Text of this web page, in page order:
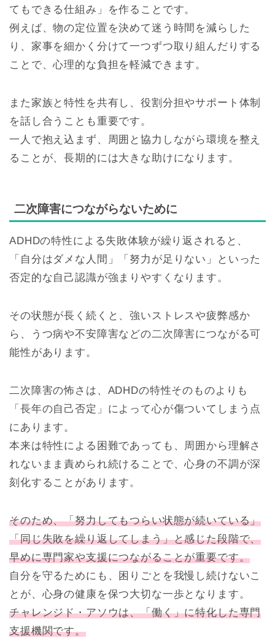
てもできる仕組み」を作ることです。
例えば、物の定位置を決めて迷う時間を減らした
り、家事を細かく分けて一つずつ取り組んだりする
ことで、心理的な負担を軽減できます。
また家族と特性を共有し、役割分担やサポート体制
を話し合うことも重要です。
一人で抱え込まず、周囲と協力しながら環境を整え
ることが、長期的には大きな助けになります。
二次障害につながらないために
ADHDの特性による失敗体験が繰り返されると、
「自分はダメな人間」「努力が足りない」といった
否定的な自己認識が強まりやすくなります。
その状態が長く続くと、強いストレスや疲弊感か
ら、うつ病や不安障害などの二次障害につながる可
能性があります。
二次障害の怖さは、ADHDの特性そのものよりも
「長年の自己否定」によって心が傷ついてしまう点
にあります。
本来は特性による困難であっても、周囲から理解さ
れないまま責められ続けることで、心身の不調が深
刻化することがあります。
そのため、「努力してもつらい状態が続いている」
「同じ失敗を繰り返してしまう」と感じた段階で、
早めに専門家や支援につながることが重要です。
自分を守るためにも、困りごとを我慢し続けないこ
とが、心身の健康を保つ大切な一歩となります。
チャレンジド・アソウは、「働く」に特化した専門
支援機関です。